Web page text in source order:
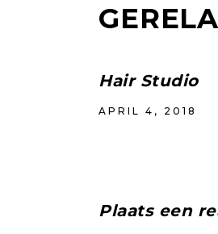
Hair Studio
APRIL 4, 2018
Plaats een